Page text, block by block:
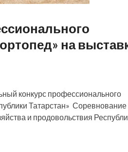
на
конкурс профессионального
Татарстан» Соревнование
и продовольствия